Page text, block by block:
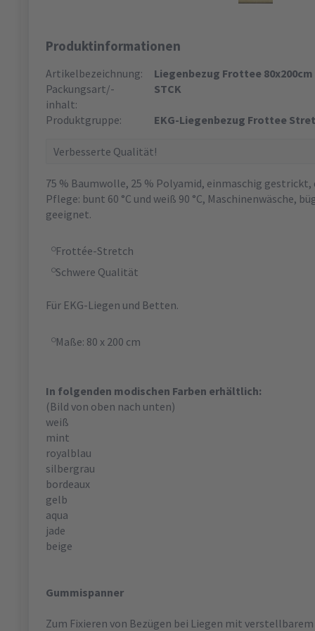
Produktinformationen
Artikelbezeichnung:
Liegenbezug Frottee
Packungsart/-
inhalt:
STCK
Produktgruppe: EKG-Liegenbezug Frottee
Verbesserte Qualität!
75 % Baumwolle, 25 % Polyamid, einmaschig
Pflege: bunt 60 °C und weiß 90 °C, Maschinenwäsche,
geeignet.
Frottée-Stretch
Schwere Qualität
Für EKG-Liegen und Betten.
Maße: 80 x 200 cm
In folgenden modischen Farben erhältlich:
(Bild von oben nach unten)
weiß
mint
royalblau
silbergrau
bordeaux
gelb
aqua
jade
beige
Gummispanner
Zum Fixieren von Bezügen bei Liegen mit